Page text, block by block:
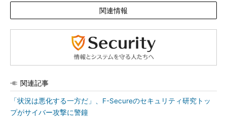
関連情報
関連記事
「状況は悪化する一方だ」、F-Secureのセキュリティ研究トッ
プがサイバー攻撃に警鐘